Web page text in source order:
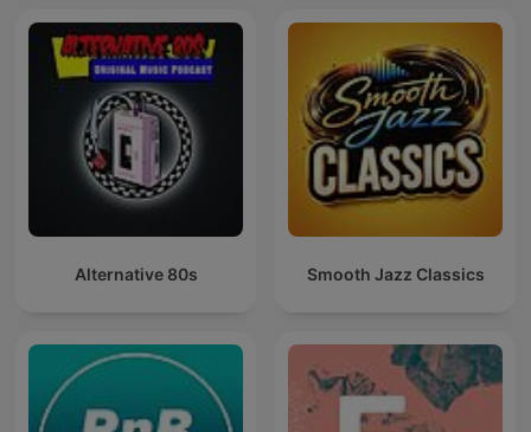
Alternative 80s Smooth Jazz Classics